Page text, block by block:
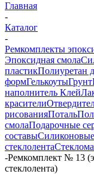
Главная
-
Каталог
-
Ремкомплекты
Эпоксидная смола
пластикПолиуретан
формГелькоутыГрунт
наполнитель Клей
красители
рисованияПоталь
смолаПодарочные
составы
стеклолента
-Ремкомплект № 13
стеклолента)